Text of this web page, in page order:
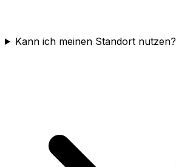
Kann ich meinen Standort nutzen?